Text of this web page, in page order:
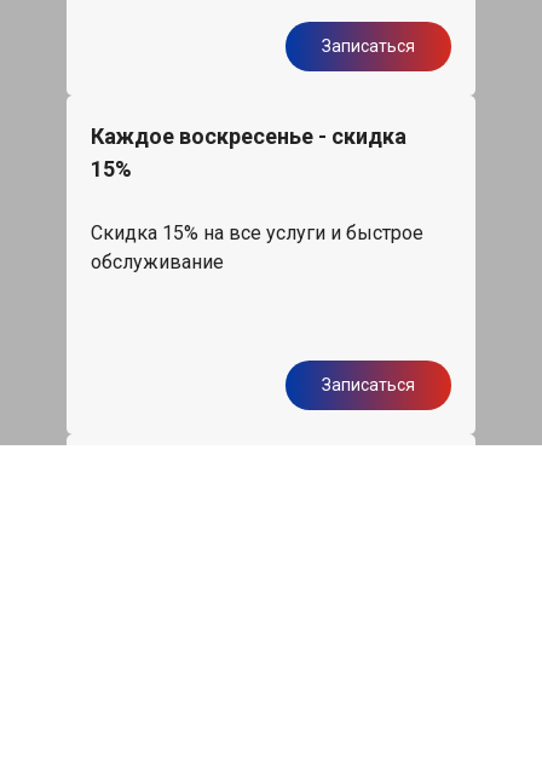
Записаться
Каждое воскресенье - скидка
15%
Скидка 15% на все услуги и быстрое
обслуживание
Записаться